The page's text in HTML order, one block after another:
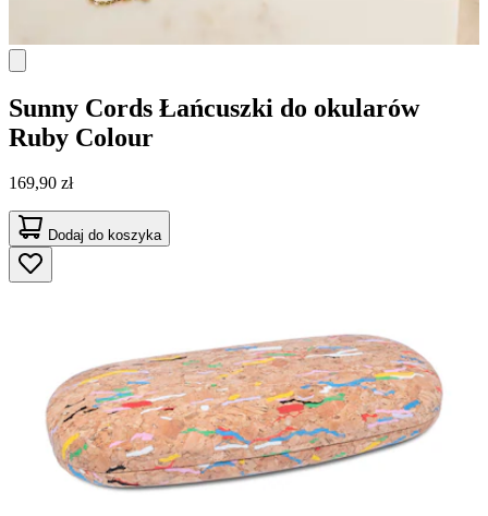
Sunny Cords Łańcuszki do okularów
Ruby Colour
169,90 zł
Dodaj do koszyka